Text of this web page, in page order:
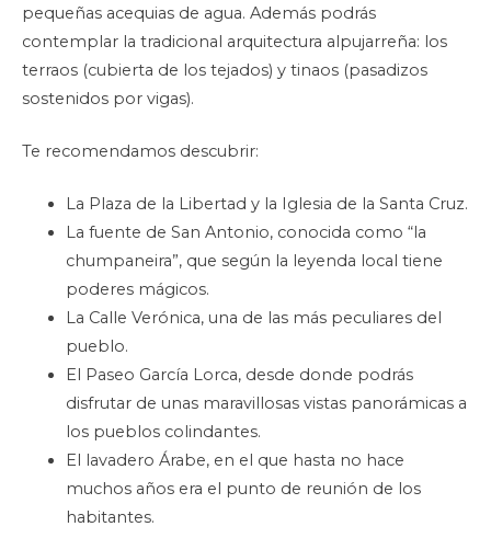
pequeñas acequias de agua. Además podrás
contemplar la tradicional arquitectura alpujarreña: los
terraos (cubierta de los tejados) y tinaos (pasadizos
sostenidos por vigas).
Te recomendamos descubrir:
La Plaza de la Libertad y la Iglesia de la Santa Cruz.
La fuente de San Antonio, conocida como “la
chumpaneira”, que según la leyenda local tiene
poderes mágicos.
La Calle Verónica, una de las más peculiares del
pueblo.
El Paseo García Lorca, desde donde podrás
disfrutar de unas maravillosas vistas panorámicas a
los pueblos colindantes.
El lavadero Árabe, en el que hasta no hace
muchos años era el punto de reunión de los
habitantes.